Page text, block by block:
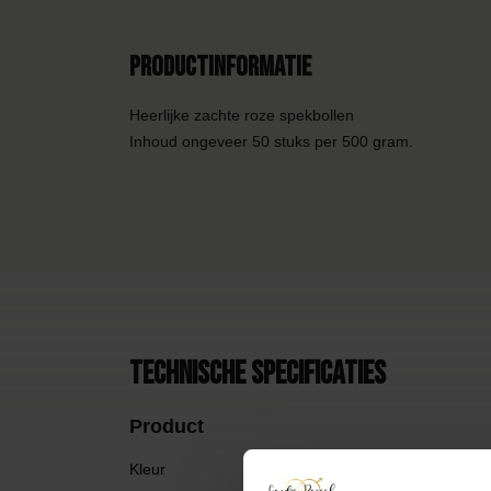
Productinformatie
Heerlijke zachte roze spekbollen
Inhoud ongeveer 50 stuks per 500 gram.
Technische specificaties
Product
Kleur